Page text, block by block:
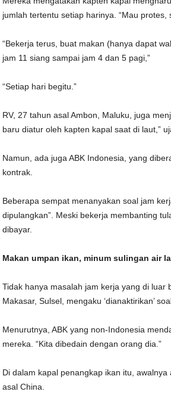
jumlah tertentu setiap harinya. “Mau protes,
“Bekerja terus, buat makan (hanya dapat
jam 11 siang sampai jam 4 dan 5 pagi,”
“Setiap hari begitu.”
RV, 27 tahun asal Ambon, Maluku, juga
baru diatur oleh kapten kapal saat di laut,”
Namun, ada juga ABK Indonesia, yang
kontrak.
Beberapa sempat menanyakan soal jam
dipulangkan”. Meski bekerja membanting
dibayar.
Makan umpan ikan, minum sulingan air
Tidak hanya masalah jam kerja yang di luar
Makasar, Sulsel, mengaku ‘dianaktirikan’
Menurutnya, ABK yang non-Indonesia
mereka. “Kita dibedain dengan orang dia.”
Di dalam kapal penangkap ikan itu,
asal China.